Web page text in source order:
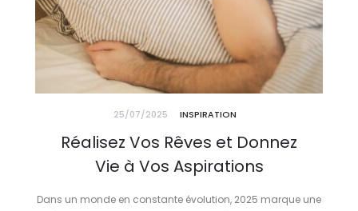
25/07/2025 INSPIRATION
Réalisez Vos Rêves et Donnez
Vie à Vos Aspirations
Dans un monde en constante évolution, 2025 marque une